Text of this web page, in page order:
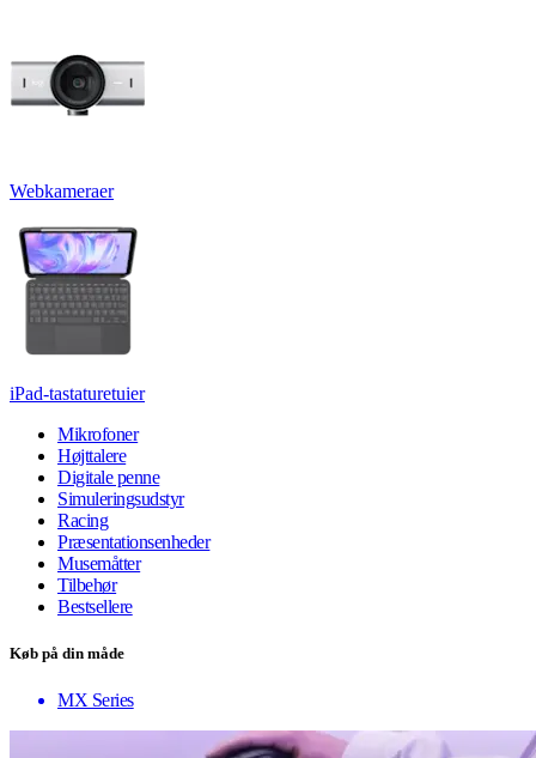
Webkameraer
iPad-tastaturetuier
Mikrofoner
Højttalere
Digitale penne
Simuleringsudstyr
Racing
Præsentationsenheder
Musemåtter
Tilbehør
Bestsellere
Køb på din måde
MX Series